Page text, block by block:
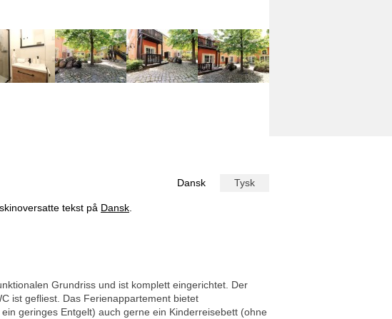
Dansk Tysk
tekst på Dansk
Grundriss und ist komplett eingerichtet. Der
ist gefliest. Das Ferienappartement bietet
geringes Entgelt) auch gerne ein Kinderreisebett (ohne